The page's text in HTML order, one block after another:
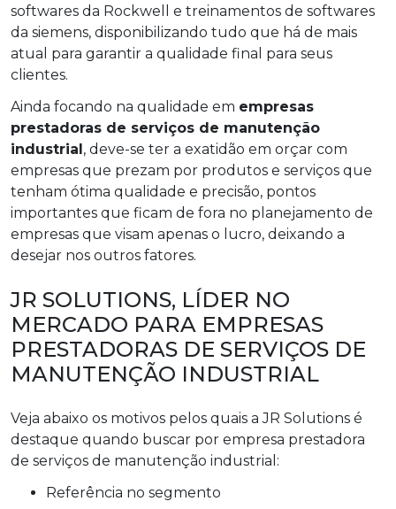
softwares da Rockwell e treinamentos de softwares
da siemens, disponibilizando tudo que há de mais
atual para garantir a qualidade final para seus
clientes.
Ainda focando na qualidade em empresas
prestadoras de serviços de manutenção
industrial , deve-se ter a exatidão em orçar com
empresas que prezam por produtos e serviços que
tenham ótima qualidade e precisão, pontos
importantes que ficam de fora no planejamento de
empresas que visam apenas o lucro, deixando a
desejar nos outros fatores.
JR SOLUTIONS, LÍDER NO
MERCADO PARA EMPRESAS
PRESTADORAS DE SERVIÇOS DE
MANUTENÇÃO INDUSTRIAL
Veja abaixo os motivos pelos quais a JR Solutions é
destaque quando buscar por empresa prestadora
de serviços de manutenção industrial:
referência no segmento